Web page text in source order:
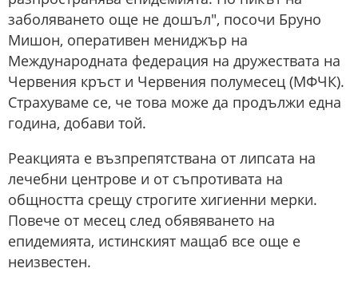
заболяването още не дошъл", посочи Бруно
Мишон, оперативен мениджър на
Международната федерация на дружествата на
Червения кръст и Червения полумесец (МФЧК).
Страхуваме се, че това може да продължи една
година, добави той.
Реакцията е възпрепятствана от липсата на
лечебни центрове и от съпротивата на
общността срещу строгите хигиенни мерки.
Повече от месец след обявяването на
епидемията, истинският мащаб все още е
неизвестен.